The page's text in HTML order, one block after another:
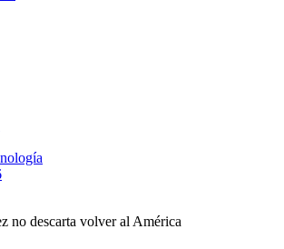
no descarta volver al América